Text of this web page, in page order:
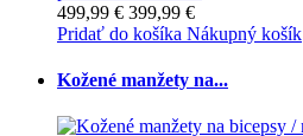
499,99 € 399,99 €
Pridať do košíka Nákupný košík
Kožené manžety na...